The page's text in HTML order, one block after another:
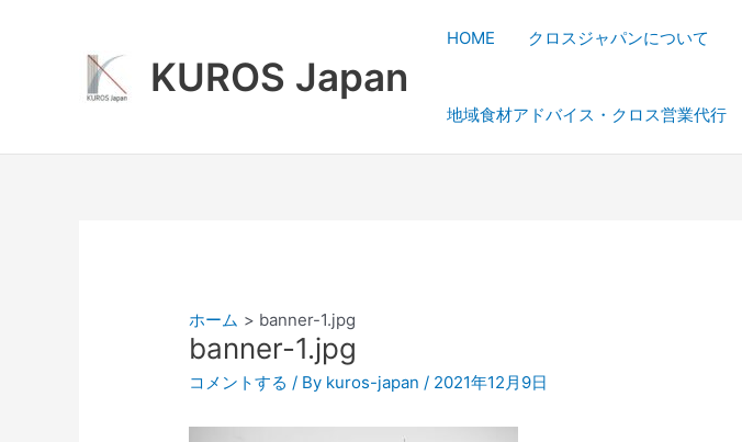
KUROS Japan
HOME クロスジャパンについて
地域食材アドバイス・クロス営業代行
ホーム banner-1.jpg
banner-1.jpg
コメントする / By kuros-japan/ 2021年12月9日